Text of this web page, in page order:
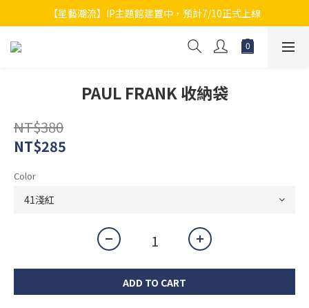
【星藝潮流】IP主題館建置中，預計7/10正式上線
PAUL FRANK 收納袋
NT$380
NT$285
Color
ADD TO CART